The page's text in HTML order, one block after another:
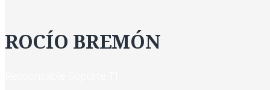
ROCÍO BREMÓN